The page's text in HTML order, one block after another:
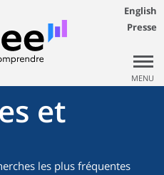
English
Presse
MENU
et
les plus fréquentes